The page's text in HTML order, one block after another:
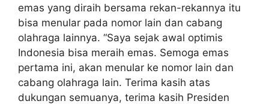
emas yang diraih bersama rekan-rekannya itu
bisa menular pada nomor lain dan cabang
olahraga lainnya. “Saya sejak awal optimis
Indonesia bisa meraih emas. Semoga emas
pertama ini, akan menular ke nomor lain dan
cabang olahraga lain. Terima kasih atas
dukungan semuanya, terima kasih Presiden